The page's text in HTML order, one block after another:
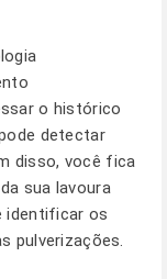
o histórico
detectar
disso, você fica
sua lavoura
identificar os
pulverizações.